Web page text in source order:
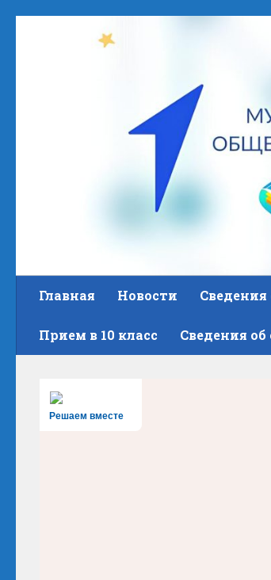
Главная Новости Сведения
Прием в 10 класс Сведения
Решаем вместе